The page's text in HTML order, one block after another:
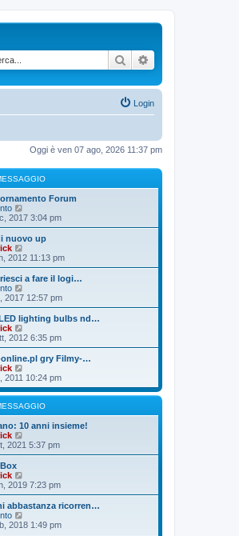
Cerca
Login
Oggi è ven 07 ago, 2026 11:37 pm
Forum
e
d
i
l
m
o
m
s
a
g
g
o
2017 3:04 pm
nuovo up
e
d
i
l
m
o
m
s
a
g
i
2012 11:13 pm
a fare il logi…
e
d
i
u
l
m
o
m
e
s
s
a
g
g
i
2017 12:57 pm
lighting bulbs nd…
e
d
i
i
m
o
m
s
g
i
2012 6:35 pm
online.pl gry Filmy-…
e
d
i
u
l
t
m
o
s
g
g
i
2011 10:24 pm
10 anni insieme!
e
d
l
m
o
m
2021 5:37 pm
e
d
i
l
2019 7:23 pm
abbastanza ricorren…
e
2018 1:49 pm